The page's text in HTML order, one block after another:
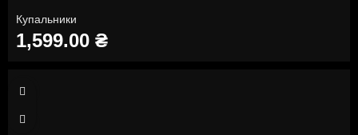
Купальники
1,599.00 ₴
XS
S